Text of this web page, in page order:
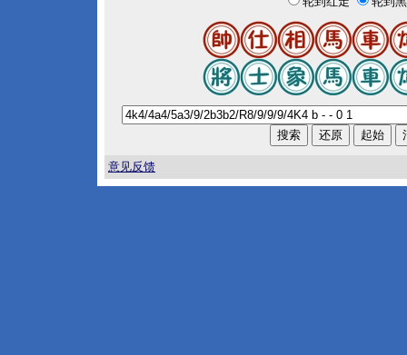
意见反馈